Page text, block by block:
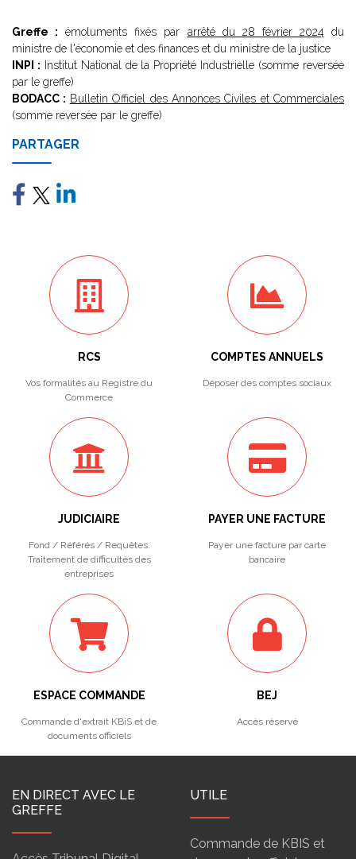
Greffe : émoluments fixés par arrêté du 28 février 2024 du
ministre de l'économie et des finances et du ministre de la justice
INPI : Institut National de la Propriété Industrielle (somme reversée
par le greffe)
BODACC : Bulletin Officiel des Annonces Civiles et Commerciales
(somme reversée par le greffe)
PARTAGER
RCS
Vos formalités au Registre du
Commerce
COMPTES ANNUELS
Déposer des comptes sociaux
JUDICIAIRE
Fond / Référés / Requêtes.
Traitement de difficultés des
entreprises
PAYER UNE FACTURE
Payer une facture par carte
bancaire
ESPACE COMMANDE
Commande d'extrait KBiS et de
documents officiels
BEJ
Accès réservé
EN DIRECT AVEC LE
GREFFE
UTILE
Commande de KBIS et